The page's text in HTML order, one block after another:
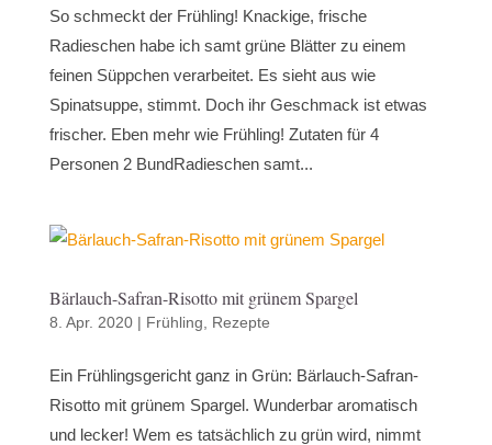
So schmeckt der Frühling! Knackige, frische
Radieschen habe ich samt grüne Blätter zu einem
feinen Süppchen verarbeitet. Es sieht aus wie
Spinatsuppe, stimmt. Doch ihr Geschmack ist etwas
frischer. Eben mehr wie Frühling! Zutaten für 4
Personen 2 BundRadieschen samt...
Bärlauch-Safran-Risotto mit grünem Spargel
8. Apr. 2020| Frühling Rezepte
Ein Frühlingsgericht ganz in Grün: Bärlauch-Safran-
Risotto mit grünem Spargel. Wunderbar aromatisch
und lecker! Wem es tatsächlich zu grün wird, nimmt